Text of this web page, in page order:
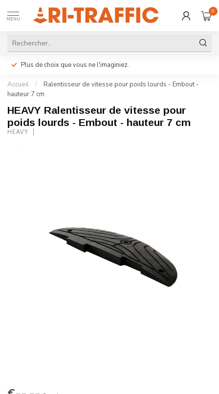
MENU
0
Plus de choix que vous ne l'imaginiez.
Accueil /
Ralentisseur de vitesse pour poids lourds - Embout -
hauteur 7 cm
HEAVY Ralentisseur de vitesse pour
poids lourds - Embout - hauteur 7 cm
HEAVY